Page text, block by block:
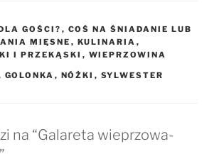
GOŚCI? , COŚ NA ŚNIADANIE LUB
MIĘSNE , KULINARIA ,
I PRZEKĄSKI , WIEPRZOWINA
GOLONKA , NÓŻKI , SYLWESTER
na “Galareta wieprzowa-